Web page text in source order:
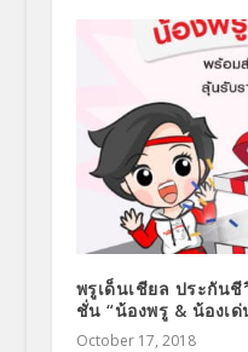
พรูเด็นเชียล ประกัน
ชั่น “น้องพรู & น้องเ
October 17, 2018